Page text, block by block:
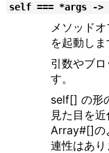
self === *args ->
メソッド
を起動しま
引数やブ
す。
self[] の形
見た目を
Array#[]の
連性はあり